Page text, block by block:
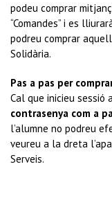
podeu comprar
“Comandes” i es
podreu comprar
Solidària.
Pas a pas per
Cal que inicieu sessió
contrasenya com a
l’alumne no podreu
veureu a la dreta
Serveis.